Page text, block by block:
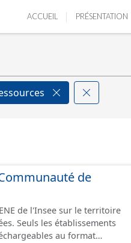
ACCUEIL PRÉSENTATION
de
de l'Insee sur le territoire
au format